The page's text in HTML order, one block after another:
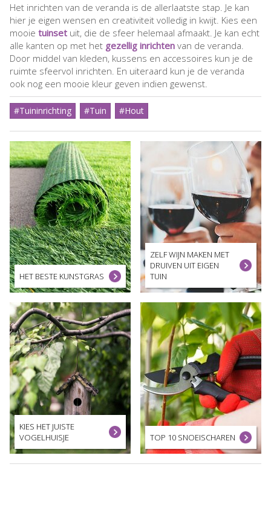
Het inrichten van de veranda is de allerlaatste stap. Je kan
hier je eigen wensen en creativiteit volledig in kwijt. Kies een
mooie tuinset uit, die de sfeer helemaal afmaakt. Je kan echt
alle kanten op met het gezellig inrichten van de veranda.
Door middel van kleden, kussens en accessoires kun je de
ruimte sfeervol inrichten. En uiteraard kun je de veranda
ook nog een mooie kleur geven indien gewenst.
#Tuininrichting #Tuin #Hout
HET BESTE KUNSTGRAS
ZELF WIJN MAKEN MET
DRUIVEN UIT EIGEN
TUIN
KIES HET JUISTE
VOGELHUISJE
TOP 10 SNOEISCHAREN